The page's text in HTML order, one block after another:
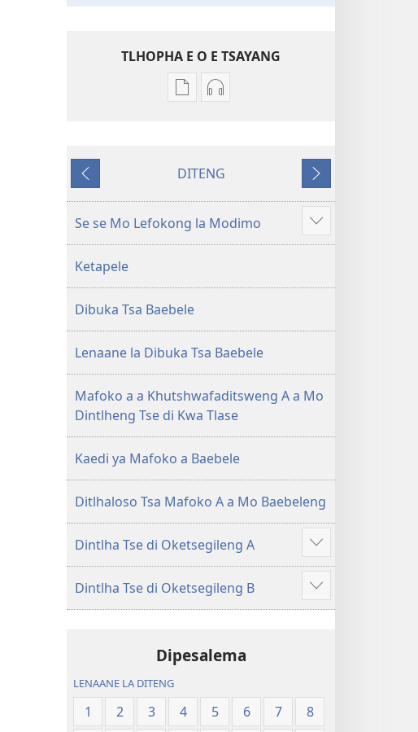
TLHOPHA E O E TSAYANG
Ditsela
dikgatiso
ileketeroniki
Baebele
ya
Lefatshe
le
Lesha
(E
Tlhabolotswe
ka
Ditsela
dikgatiso
di
rekotilweng
Thanolo
Lefatshe
le
Lesha
(E
Tlhabolotswe
e
fetileng
DITENG
e
latelang
Se se Mo Lefokong la Modimo
Show
more
Ketapele
Dibuka Tsa Baebele
Lenaane la Dibuka Tsa Baebele
Mafoko a a Khutshwafaditsweng A a Mo
Dintlheng Tse di Kwa Tlase
Kaedi ya Mafoko a Baebele
Ditlhaloso Tsa Mafoko A a Mo Baebeleng
Dintlha Tse di Oketsegileng A
Show
more
Dintlha Tse di Oketsegileng B
Show
more
Dipesalema
LENAANE LA DITENG
1 2 3 4 5 6 7
8